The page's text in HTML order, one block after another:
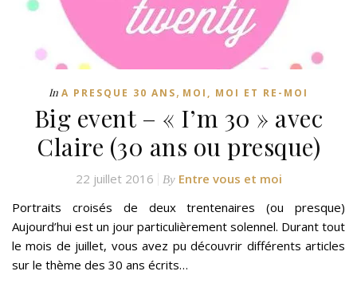
In A PRESQUE 30 ANS, MOI, MOI ET RE-MOI
Big event – « I’m 30 » avec
Claire (30 ans ou presque)
22 juillet 2016 By Entre vous et moi
Portraits croisés de deux trentenaires (ou presque)
Aujourd’hui est un jour particulièrement solennel. Durant tout
le mois de juillet, vous avez pu découvrir différents articles
sur le thème des 30 ans écrits…